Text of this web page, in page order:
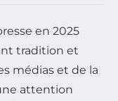
en 2025
tradition et
médias et de la
attention